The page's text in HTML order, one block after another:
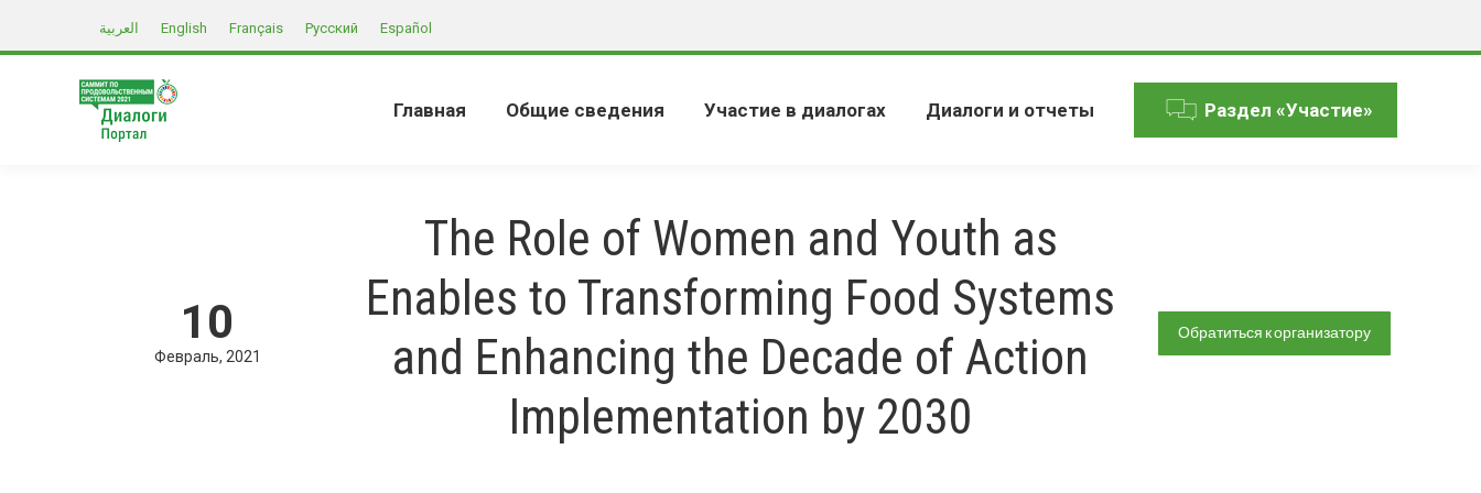
العربية English Français Русский Español
Главная Общие сведения Участие в диалогах Диалоги и отчеты Раздел «Участие»
10
Февраль 2021
The Role of Women and Youth as
Enables to Transforming Food Systems
and Enhancing the Decade of Action
Implementation by 2030
Обратиться к организатору